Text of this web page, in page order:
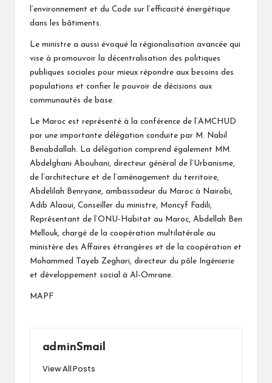
l’environnement et du Code sur l’efficacité énergétique
dans les bâtiments.
Le ministre a aussi évoqué la régionalisation avancée qui
vise à promouvoir la décentralisation des politiques
publiques sociales pour mieux répondre aux besoins des
populations et confier le pouvoir de décisions aux
communautés de base.
Le Maroc est représenté à la conférence de l’AMCHUD
par une importante délégation conduite par M. Nabil
Benabdallah. La délégation comprend également MM.
Abdelghani Abouhani, directeur général de l’Urbanisme,
de l’architecture et de l’aménagement du territoire,
Abdelilah Benryane, ambassadeur du Maroc à Nairobi,
Adib Alaoui, Conseiller du ministre, Moncyf Fadili,
Représentant de l’ONU-Habitat au Maroc, Abdellah Ben
Mellouk, chargé de la coopération multilatérale au
ministère des Affaires étrangères et de la coopération et
Mohammed Tayeb Zeghari, directeur du pôle Ingénierie
et développement social à Al-Omrane.
MAPF
adminSmail
View All Posts